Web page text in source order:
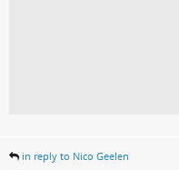
in reply to Nico Geelen